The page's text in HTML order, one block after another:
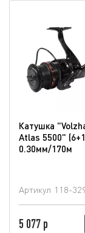
Катушка
Atlas 5500"
0.30мм/170м
Артикул 118-
5 077 р